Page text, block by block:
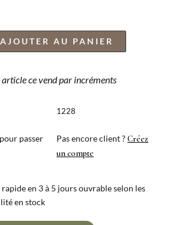
AJOUTER AU PANIER
ce vend par incréments
pour passer
1228
Pas encore client ?Créez
un compte
en 3 à 5 jours ouvrable selon les
en stock